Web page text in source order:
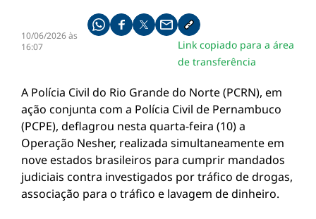
10/06/2026 às
16:07
Compartilhe pelo whatsapp
Compartilhar no facebook
Compartilhar no twitter
Compartilhe pelo email
Copiar link da notícia
Link copiado para a área
de transferência
A Polícia Civil do Rio Grande do Norte (PCRN), em
ação conjunta com a Polícia Civil de Pernambuco
(PCPE), deflagrou nesta quarta-feira (10) a
Operação Nesher, realizada simultaneamente em
nove estados brasileiros para cumprir mandados
judiciais contra investigados por tráfico de drogas,
associação para o tráfico e lavagem de dinheiro.